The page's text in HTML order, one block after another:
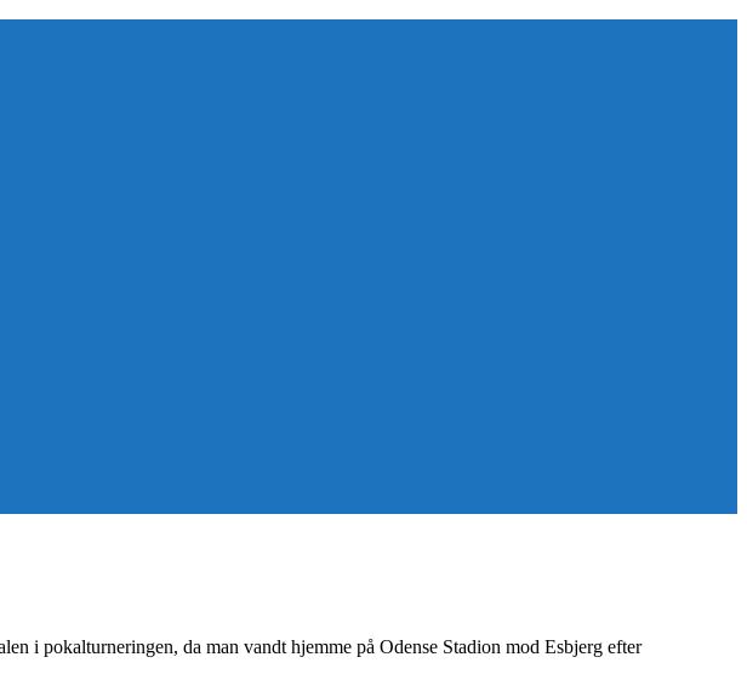
i pokalturneringen, da man vandt hjemme på Odense Stadion mod Esbjerg efter